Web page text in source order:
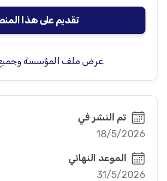
تقديم على هذا
عرض ملف المؤسسة
تم النشر في
18/5/2026
الموعد النهائي
31/5/2026